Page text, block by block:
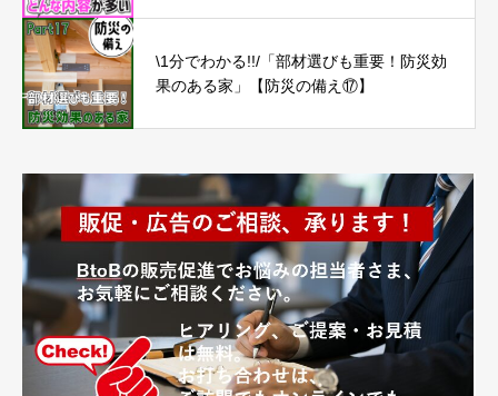
\1分でわかる!!/「部材選びも重要！防災効
果のある家」【防災の備え⑰】